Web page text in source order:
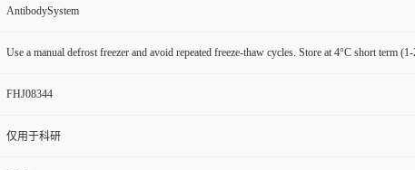
AntibodySystem
Use a manual defrost freezer and avoid repeated freeze-thaw cycles. Store at 4°C short term
FHJ08344
仅用于科研